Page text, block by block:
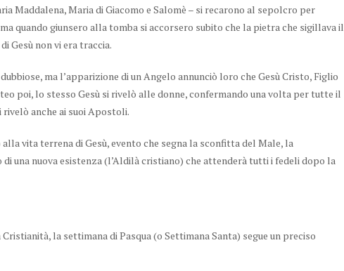
Maddalena, Maria di Giacomo e Salomè – si recarono al sepolcro per
quando giunsero alla tomba si accorsero subito che la pietra che sigillava il
Gesù non vi era traccia.
ma l’apparizione di un Angelo annunciò loro che Gesù Cristo, Figlio
poi, lo stesso Gesù si rivelò alle donne, confermando una volta per tutte il
anche ai suoi Apostoli.
vita terrena di Gesù, evento che segna la sconfitta del Male, la
una nuova esistenza (l’Aldilà cristiano) che attenderà tutti i fedeli dopo la
la settimana di Pasqua (o Settimana Santa) segue un preciso